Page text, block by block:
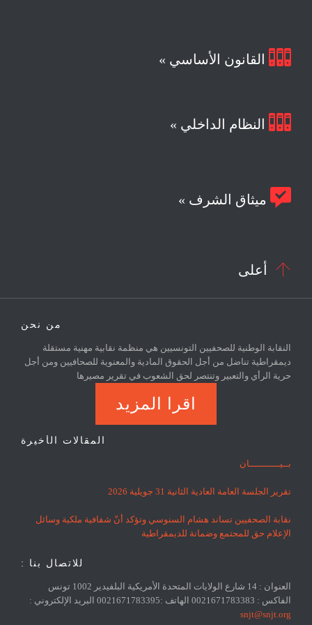
 القانون الأساسي »
 النظام الداخلي »
 ميثاق الشرف »
 أعلى
من نحن
النقابة الوطنية للصحفيين التونسيين هي منظمة نقابية مهنية مستقلة
ديمقراطية تناضل من أجل الحقوق المادية والمعنوية للصحافيين ومن أجل
حرية الرأي والتعبير وتنتصر لحق الشعوب في تقرير مصيرها
اقرا المزيد
المقالات الأخيرة
بــيـــــــــــان
تقرير الجلسة العامة العادية الثانية 31 جويلية 2026
نقابة الصحفيين تساند هشام السنوسي وتؤكد أنّ شفافية ملكية وسائل
الإعلام حق للمجتمع وضمانة للديمقراطية
للاتصال بنا :
العنوان : 14 شارع الولايات المتحدة الأمريكية البلفيدير 1002 تونس
الفاكس : 0021671783383 الهاتف :0021671783395 البريد الإلكتروني :
snjt@snjt.org